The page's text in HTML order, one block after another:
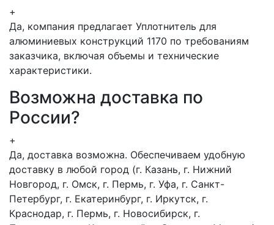
+
Да, компания предлагает Уплотнитель для
алюминиевых конструкций 1170 по требованиям
заказчика, включая объемы и технические
характеристики.
Возможна доставка по
России?
+
Да, доставка возможна. Обеспечиваем удобную
доставку в любой город (г. Казань, г. Нижний
Новгород, г. Омск, г. Пермь, г. Уфа, г. Санкт-
Петербург, г. Екатеринбург, г. Иркутск, г.
Краснодар, г. Пермь, г. Новосибирск, г.